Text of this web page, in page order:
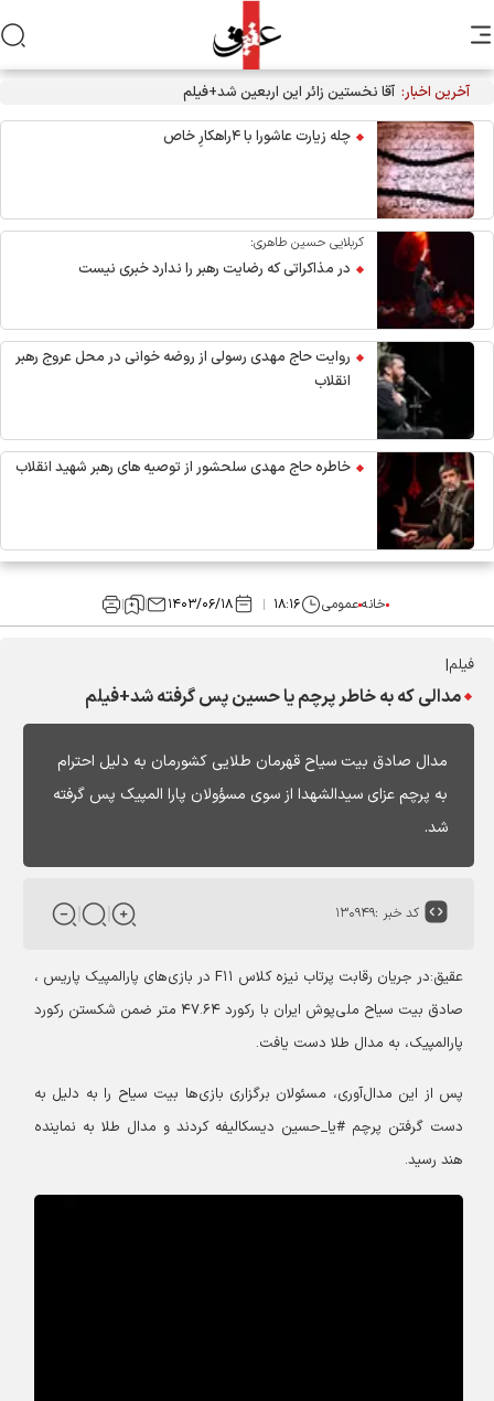
آخرین اخبار: آقا نخستین زائر این اربعین شد+فیلم
چله زیارت عاشورا با ۴راهکارِ خاص
کربلایی حسین طاهری:
در مذاکراتی که رضایت رهبر را ندارد خبری نیست
روایت حاج مهدی رسولی از روضه خوانی در محل عروج رهبر
انقلاب
خاطره حاج مهدی سلحشور از توصیه های رهبر شهید انقلاب
خانهعمومی ۱۸:۱۶ ۱۴۰۳/۰۶/۱۸
فیلم|
مدالی که به خاطر پرچم یا حسین پس گرفته شد+فیلم
مدال صادق بیت سیاح قهرمان طلایی کشورمان به دلیل احترام
به پرچم عزای سیدالشهدا از سوی مسؤولان پارا المپیک پس گرفته
شد.
کد خبر :۱۳۰۹۴۹
عقیق:در جریان رقابت پرتاب نیزه کلاس F۱۱ در بازی‌های پارالمپیک پاریس ،
صادق بیت سیاح ملی‌پوش ایران با رکورد ۴۷.۶۴ متر ضمن شکستن رکورد
پارالمپیک، به مدال طلا دست یافت.
پس از این مدال‌آوری، مسئولان برگزاری بازی‌ها بیت سیاح را به دلیل به
دست گرفتن پرچم #یا_حسین دیسکالیفه کردند و مدال طلا به نماینده
هند رسید.